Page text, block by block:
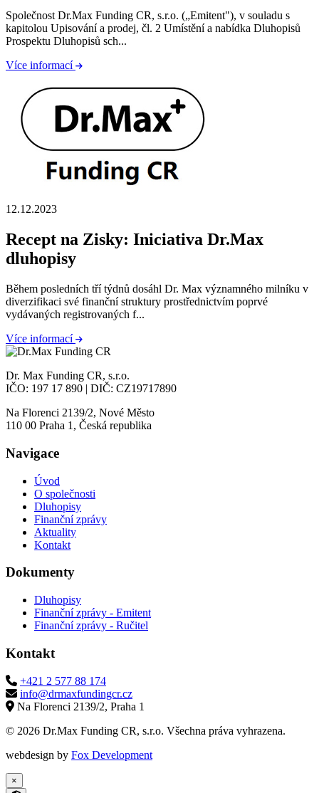
Společnost Dr.Max Funding CR, s.r.o. („Emitent"), v souladu s
kapitolou Upisování a prodej, čl. 2 Umístění a nabídka Dluhopisů
Prospektu Dluhopisů sch...
Více informací
12.12.2023
Recept na Zisky: Iniciativa Dr.Max
dluhopisy
Během posledních tří týdnů dosáhl Dr. Max významného milníku v
diverzifikaci své finanční struktury prostřednictvím poprvé
vydávaných registrovaných f...
Více informací
Dr. Max Funding CR, s.r.o.
IČO: 197 17 890 | DIČ: CZ19717890
Na Florenci 2139/2, Nové Město
110 00 Praha 1, Česká republika
Navigace
Úvod
O společnosti
Dluhopisy
Finanční zprávy
Aktuality
Kontakt
Dokumenty
Dluhopisy
Finanční zprávy - Emitent
Finanční zprávy - Ručitel
Kontakt
+421 2 577 88 174
info@drmaxfundingcr.cz
Na Florenci 2139/2, Praha 1
© 2026 Dr.Max Funding CR, s.r.o. Všechna práva vyhrazena.
webdesign by Fox Development
×